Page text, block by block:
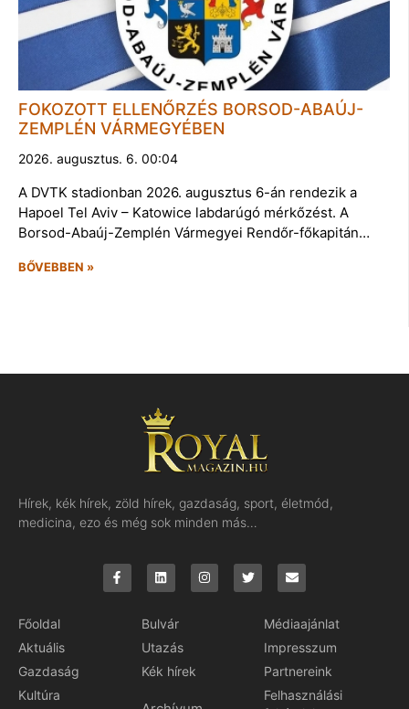
FOKOZOTT ELLENŐRZÉS BORSOD-ABAÚJ-
ZEMPLÉN VÁRMEGYÉBEN
2026. augusztus. 6. 00:04
A DVTK stadionban 2026. augusztus 6-án rendezik a
Hapoel Tel Aviv – Katowice labdarúgó mérkőzést. A
Borsod-Abaúj-Zemplén Vármegyei Rendőr-főkapitán…
BŐVEBBEN »
Hírek, kék hírek, zöld hírek, gazdaság, sport, életmód,
medicina, ezo és még sok minden más…
Főoldal
Aktuális
Gazdaság
Kultúra
Bulvár
Utazás
Kék hírek
Médiaajánlat
Impresszum
Partnereink
Felhasználási